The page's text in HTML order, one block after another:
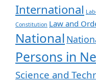
International
Constitution Law and
National
Persons in
Science and